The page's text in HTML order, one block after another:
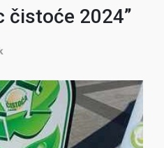
čistoće 2024”